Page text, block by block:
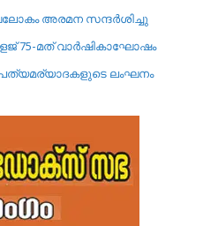
അരമന സന്ദർശിച്ചു
75-മത് വാർഷികാഘോഷം
ലംഘനം